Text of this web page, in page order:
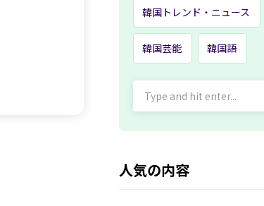
韓国トレンド・ニュース
韓国芸能 韓国語
人気の内容